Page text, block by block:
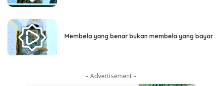
Membela yang benar bukan membela yang bayar
– Advertisement –